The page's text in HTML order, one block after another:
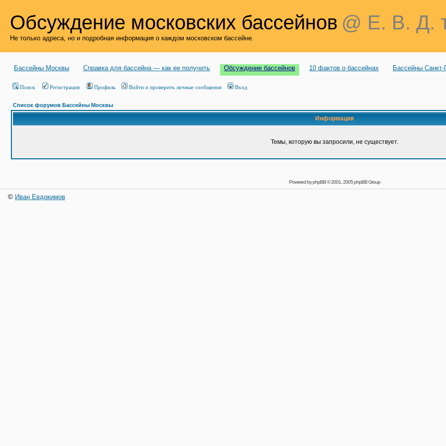
Обсуждение московских бассейнов @ Е. В. Д.
Не только адреса, но и подробная информация о каждом московском бассейне.
Бассейны Москвы Справка для бассейна — как ее получить Обсуждение бассейнов 10 фактов о бассейнах Бассейны Санкт-
Поиск Регистрация Профиль Войти и проверить личные сообщения Вход
Список форумов Бассейны Москвы
Информация
Темы, которую вы запросили, не существует.
Powered byphpBB© 2001, 2005 phpBB Group
© Иван Евдокимов